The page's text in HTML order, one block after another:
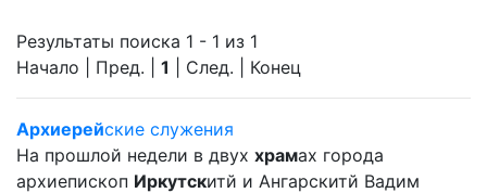
Результаты поиска 1 - 1 из 1
Начало | Пред. | 1 | След. | Конец
Архиерейские служения
На прошлой недели в двух храмах города
архиепископ Иркутскитй и Ангарскитй Вадим